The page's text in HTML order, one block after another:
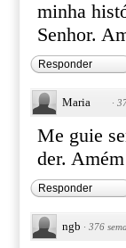
minha
Senhor.
Responder
Maria ·
Me guie
der. Amém
Responder
ngb · 376